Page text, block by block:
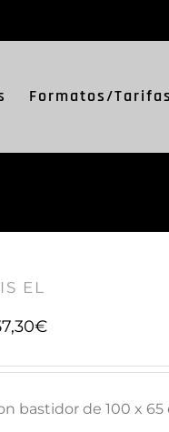
Formatos/Tarifas
EL
€
bastidor de 100 x